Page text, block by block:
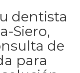
dentista
Siero,
de
para